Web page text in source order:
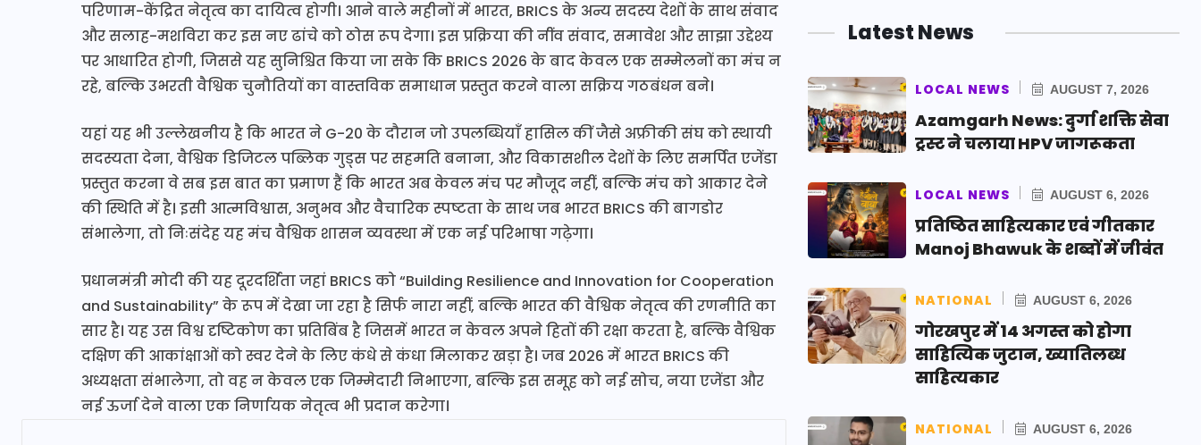
परिणाम-केंद्रित नेतृत्व का दायित्व होगी। आने वाले महीनों में भारत, BRICS के अन्य सदस्य देशों के साथ संवाद
और सलाह-मशविरा कर इस नए ढांचे को ठोस रूप देगा। इस प्रक्रिया की नींव संवाद, समावेश और साझा उद्देश्य
पर आधारित होगी, जिससे यह सुनिश्चित किया जा सके कि BRICS 2026 के बाद केवल एक सम्मेलनों का मंच न
रहे, बल्कि उभरती वैश्विक चुनौतियों का वास्तविक समाधान प्रस्तुत करने वाला सक्रिय गठबंधन बने।
यहां यह भी उल्लेखनीय है कि भारत ने G-20 के दौरान जो उपलब्धियाँ हासिल कीं जैसे अफ्रीकी संघ को स्थायी
सदस्यता देना, वैश्विक डिजिटल पब्लिक गुड्स पर सहमति बनाना, और विकासशील देशों के लिए समर्पित एजेंडा
प्रस्तुत करना वे सब इस बात का प्रमाण हैं कि भारत अब केवल मंच पर मौजूद नहीं, बल्कि मंच को आकार देने
की स्थिति में है। इसी आत्मविश्वास, अनुभव और वैचारिक स्पष्टता के साथ जब भारत BRICS की बागडोर
संभालेगा, तो निःसंदेह यह मंच वैश्विक शासन व्यवस्था में एक नई परिभाषा गढ़ेगा।
प्रधानमंत्री मोदी की यह दूरदर्शिता जहां BRICS को “Building Resilience and Innovation for Cooperation
and Sustainability” के रूप में देखा जा रहा है सिर्फ नारा नहीं, बल्कि भारत की वैश्विक नेतृत्व की रणनीति का
सार है। यह उस विश्व दृष्टिकोण का प्रतिबिंब है जिसमें भारत न केवल अपने हितों की रक्षा करता है, बल्कि वैश्विक
दक्षिण की आकांक्षाओं को स्वर देने के लिए कंधे से कंधा मिलाकर खड़ा है। जब 2026 में भारत BRICS की
अध्यक्षता संभालेगा, तो वह न केवल एक जिम्मेदारी निभाएगा, बल्कि इस समूह को नई सोच, नया एजेंडा और
नई ऊर्जा देने वाला एक निर्णायक नेतृत्व भी प्रदान करेगा।
Latest News
LOCAL NEWS AUGUST 7, 2026
Azamgarh News: दुर्गा शक्ति सेवा
ट्रस्ट ने चलाया HPV जागरूकता
LOCAL NEWS AUGUST 6, 2026
प्रतिष्ठित साहित्यकार एवं गीतकार
Manoj Bhawuk के शब्दों में जीवंत
NATIONAL AUGUST 6, 2026
गोरखपुर में 14 अगस्त को होगा
साहित्यिक जुटान, ख्यातिलब्ध
साहित्यकार
NATIONAL AUGUST 6, 2026